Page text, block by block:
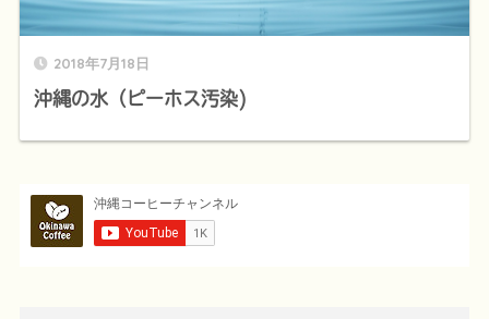
2018年7月18日
沖縄の水（ピーホス汚染)